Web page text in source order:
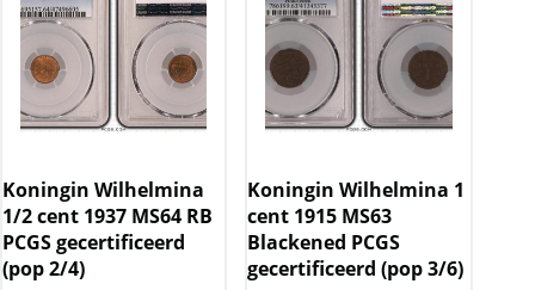
Koningin Wilhelmina
1/2 cent 1937 MS64 RB
PCGS gecertificeerd
(pop 2/4)
Koningin Wilhelmina 1
cent 1915 MS63
Blackened PCGS
gecertificeerd (pop 3/6)